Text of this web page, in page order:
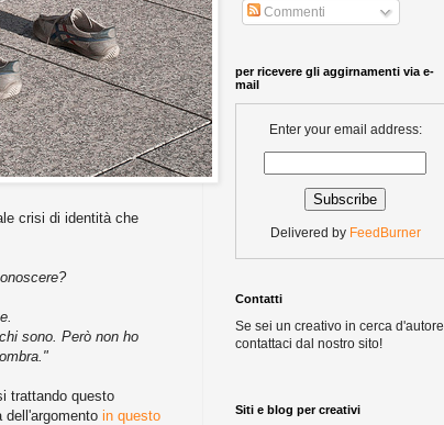
crisi di identità che
sono. Però non ho
trattando questo
dell'argomento in questo
Commenti
per ricevere gli aggirnamenti via e-
mail
Enter your email address:
Delivered by FeedBurner
Contatti
Se sei un creativo in cerca d'autore
contattaci dal nostro sito!
Siti e blog per creativi